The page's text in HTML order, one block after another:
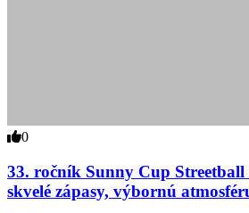
0
33. ročník Sunny Cup
skvelé zápasy, výbornú